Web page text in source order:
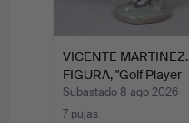
VICENTE MARTINEZ.
FIGURA, "Golf Player
Wom…
Subastado 8 ago 2026
7 pujas